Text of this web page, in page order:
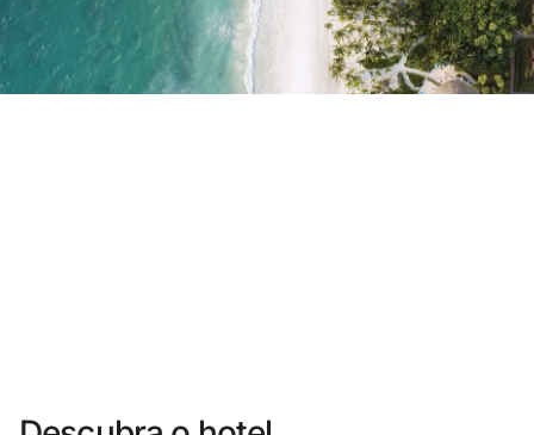
Desfrute dos benefícios de fazer parte de